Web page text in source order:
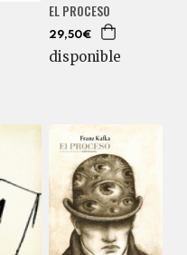
EL PROCESO
29,50€
disponible